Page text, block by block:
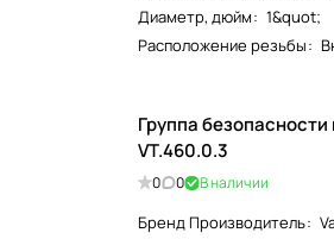
Диаметр, дюйм: 1&quot;
Расположение резьбы:
Группа
VT.460.0.3
0 0 В наличии
Бренд Производитель: